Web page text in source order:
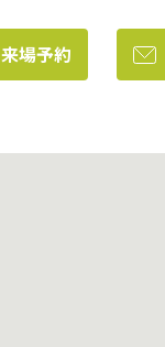
来場予約